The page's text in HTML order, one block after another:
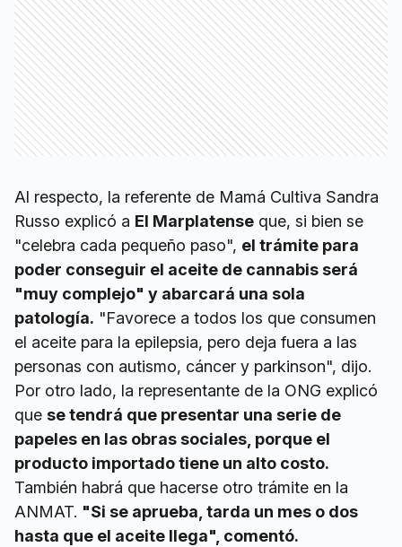
Al respecto, la referente de Mamá Cultiva Sandra
Russo explicó a El Marplatense que, si bien se
"celebra cada pequeño paso", el trámite para
poder conseguir el aceite de cannabis será
"muy complejo" y abarcará una sola
patología. "Favorece a todos los que consumen
el aceite para la epilepsia, pero deja fuera a las
personas con autismo, cáncer y parkinson", dijo.
Por otro lado, la representante de la ONG explicó
que se tendrá que presentar una serie de
papeles en las obras sociales, porque el
producto importado tiene un alto costo.
También habrá que hacerse otro trámite en la
ANMAT. "Si se aprueba, tarda un mes o dos
hasta que el aceite llega", comentó.